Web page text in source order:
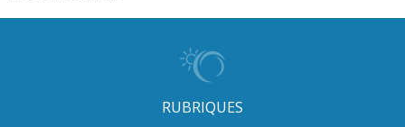
RUBRIQUES